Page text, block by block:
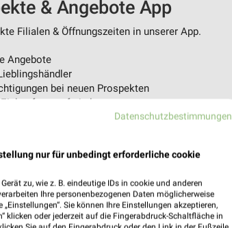
& Angebote App
Filialen & Öffnungszeiten in unserer App.
Angebote
bei neuen Prospekten
stressfrei planen
Datenschutzbestimmungen
nur für unbedingt erforderliche cookie
zu, wie z. B. eindeutige IDs in cookie und anderen
Ihre personenbezogenen Daten möglicherweise
Sie können Ihre Einstellungen akzeptieren,
klicken oder jederzeit auf die Fingerabdruck-Schaltfläche in